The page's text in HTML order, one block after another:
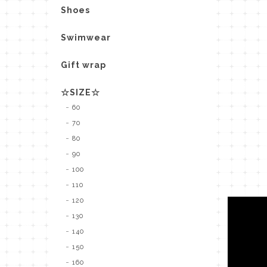
Shoes
Swimwear
Gift wrap
☆SIZE☆
60
70
80
90
100
110
120
130
140
150
160